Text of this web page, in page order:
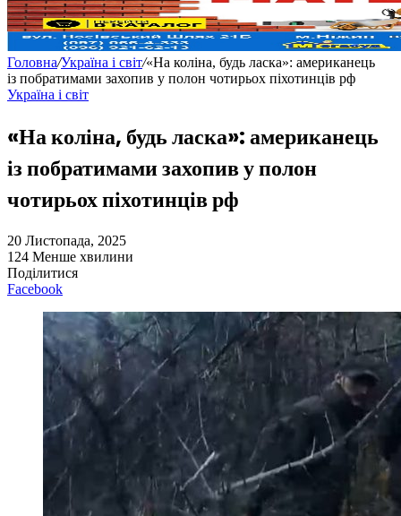
Головна/Україна і світ/«На коліна, будь ласка»: американець
із побратимами захопив у полон чотирьох піхотинців рф
Україна і світ
«На коліна, будь ласка»: американець
із побратимами захопив у полон
чотирьох піхотинців рф
20 Листопада, 2025
124 Менше хвилини
Поділитися
Facebook